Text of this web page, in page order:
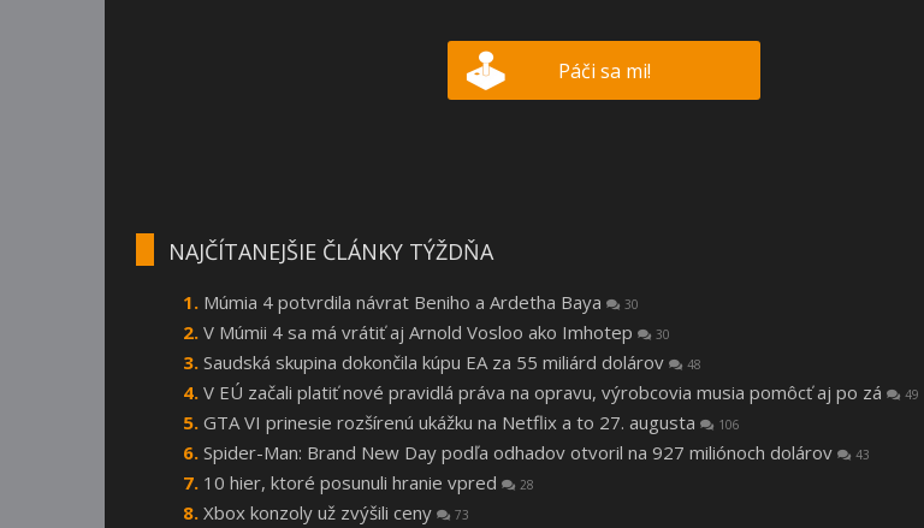
Páči sa mi!
NAJČÍTANEJŠIE ČLÁNKY TÝŽDŇA
Múmia 4 potvrdila návrat Beniho a Ardetha Baya 30
V Múmii 4 sa má vrátiť aj Arnold Vosloo ako Imhotep 30
Saudská skupina dokončila kúpu EA za 55 miliárd dolárov 48
V EÚ začali platiť nové pravidlá práva na opravu, výrobcovia musia pomôcť aj po zá 49
GTA VI prinesie rozšírenú ukážku na Netflix a to 27. augusta 106
Spider-Man: Brand New Day podľa odhadov otvoril na 927 miliónoch dolárov 43
10 hier, ktoré posunuli hranie vpred 28
Xbox konzoly už zvýšili ceny 73